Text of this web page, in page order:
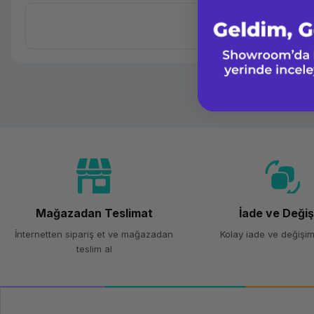
Mağazadan Teslimat
İnternetten sipariş et ve mağazadan
teslim al
İade ve
Kolay iade ve